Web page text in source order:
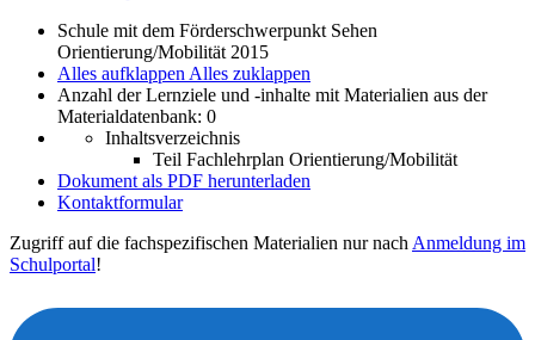
Schule mit dem Förderschwerpunkt Sehen
Orientierung/Mobilität 2015
Alles aufklappen Alles zuklappen
Anzahl der Lernziele und -inhalte mit Materialien aus der
Materialdatenbank: 0
Inhaltsverzeichnis
Teil Fachlehrplan Orientierung/Mobilität
Dokument als PDF herunterladen
Kontaktformular
Zugriff auf die fachspezifischen Materialien nur nach Anmeldung im
Schulportal!